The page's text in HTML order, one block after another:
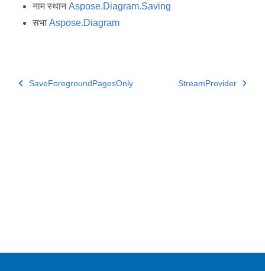
नाम स्थानAspose.Diagram.Saving
सभा Aspose.Diagram
SaveForegroundPagesOnly StreamProvider